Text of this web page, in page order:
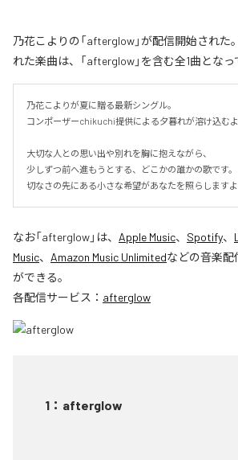
乃花こよりの「afterglow」が配信開始された
れた楽曲は、「afterglow」を含む全1曲となっ
乃花こよりが夏に贈る最新シングル。
コンポーザーchikuchi提供による夕暮れが溶け込むよ
大切な人との思い出や別れを胸に抱えながら、
少しずつ前へ進もうとする、どこかの誰かの歌です。
切なさの先にある小さな希望があなたを照らしますよ
なお「afterglow」は、 Apple Music、 Spotify、
Music、 Amazon Music Unlimitedなどの音楽配
ができる。
各配信サービス： afterglow
1 ： afterglow